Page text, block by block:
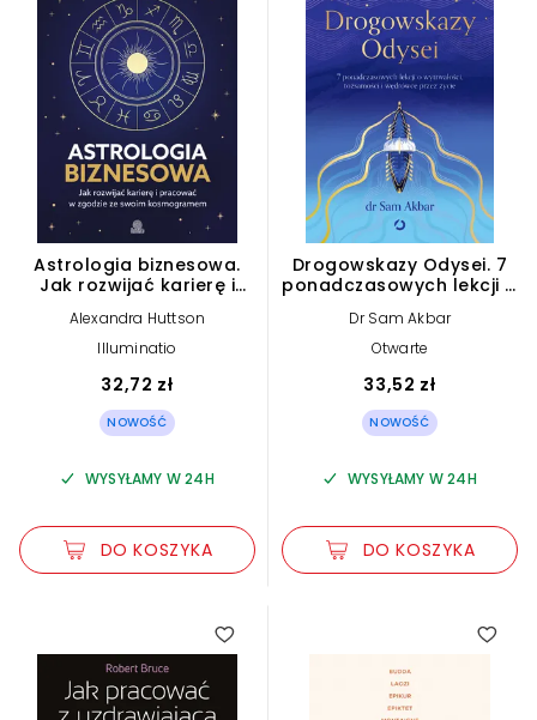
Astrologia biznesowa.
Jak rozwijać karierę i
swoim kosmogramem
Alexandra Huttson
Illuminatio
32,72 zł
NOWOŚĆ
WYSYŁAMY W 24H
DO KOSZYKA
Drogowskazy Odysei. 7
ponadczasowych lekcji o
i wędrówce przez życie
Dr Sam Akbar
Otwarte
33,52 zł
NOWOŚĆ
WYSYŁAMY W 24H
DO KOSZYKA